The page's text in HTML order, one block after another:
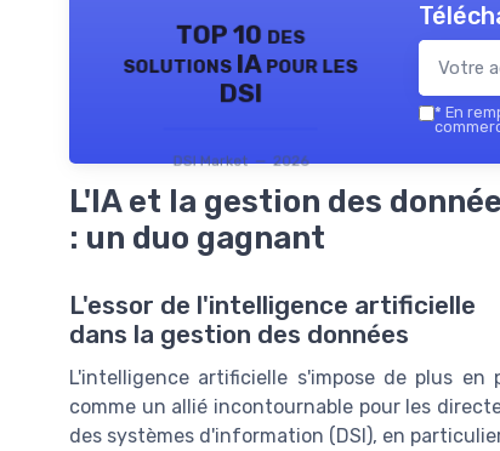
TOP 10 des
solutions IA pour les
DSI
DSI Market — 2026
* En
L'IA et la gestion des
: un duo gagnant
L'essor de l'intelligence artificielle
dans la gestion des données
L'intelligence artificielle s'impose de plus en
comme un allié incontournable pour les
des systèmes d'information (DSI), en